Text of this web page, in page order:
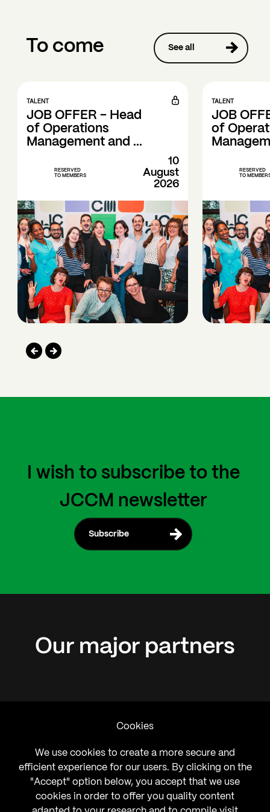
To come See all
TALENT
JOB OFFER - Head
of Operations
Management and ...
RESERVED
TO MEMBERS
10
August
2026
TALENT
JOB
of
RESERVED
TO
I wish to subscribe to the
JCCM newsletter
Subscribe
Our major partners
Cookies
We use cookies to create a more secure and
efficient experience for our users. By clicking on the
"Accept" option below, you accept that we use
cookies in order to offer you quality content